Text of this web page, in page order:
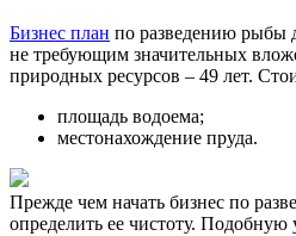
Бизнес план по разведению рыбы
не требующим значительных
природных ресурсов – 49 лет.
площадь водоема;
местонахождение пруда.
Прежде чем начать бизнес по
определить ее чистоту. Подобную